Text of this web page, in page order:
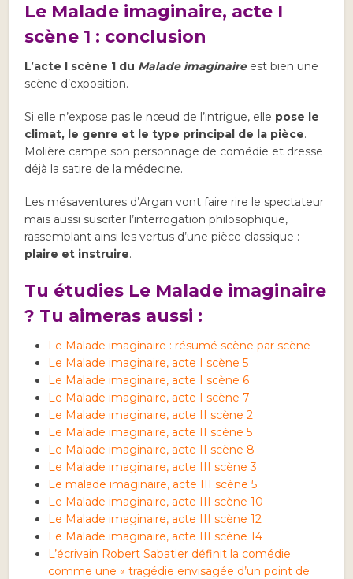
Le Malade imaginaire, acte I
scène 1 : conclusion
L’acte I scène 1 du Malade imaginaireest bien une
scène d’exposition.
Si elle n’expose pas le nœud de l’intrigue, elle pose le
climat, le genre et le type principal de la pièce.
Molière campe son personnage de comédie et dresse
déjà la satire de la médecine.
Les mésaventures d’Argan vont faire rire le spectateur
mais aussi susciter l’interrogation philosophique,
rassemblant ainsi les vertus d’une pièce classique :
plaire et instruire.
Tu étudies Le Malade imaginaire
? Tu aimeras aussi :
Le Malade imaginaire : résumé scène par scène
Le Malade imaginaire, acte I scène 5
Le Malade imaginaire, acte I scène 6
Le Malade imaginaire, acte I scène 7
Le Malade imaginaire, acte II scène 2
Le Malade imaginaire, acte II scène 5
Le Malade imaginaire, acte II scène 8
Le Malade imaginaire, acte III scène 3
Le malade imaginaire, acte III scène 5
Le Malade imaginaire, acte III scène 10
Le Malade imaginaire, acte III scène 12
Le Malade imaginaire, acte III scène 14
L’écrivain Robert Sabatier définit la comédie
comme une « tragédie envisagée d’un point de